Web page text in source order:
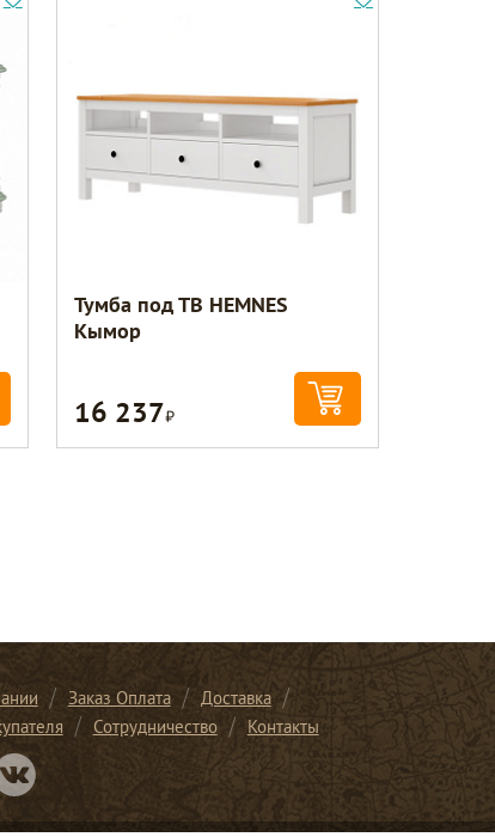
Тумба под ТВ HEMNES
Кымор
16 237Р
Заказ Оплата
Доставка
Сотрудничество
Контакты
Перейти в нашу группу Вконтакте